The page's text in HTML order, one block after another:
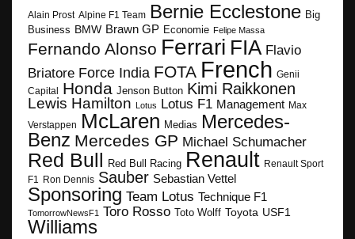
Alain Prost Alpine F1 Team Bernie Ecclestone Big
Business BMW Brawn GP Economie Felipe Massa
Fernando Alonso Ferrari FIA Flavio
Briatore Force India FOTA French Genii
Capital
Honda Jenson Button Kimi Raikkonen
Lewis Hamilton Lotus Lotus F1 Management Max
Verstappen McLaren Medias
Mercedes-
Benz Mercedes GP Michael Schumacher
Red Bull Red Bull Racing Renault Renault Sport
F1 Ron Dennis Sauber Sebastian Vettel
Sponsoring Team Lotus Technique F1
TomorrowNewsF1 Toro Rosso Toto Wolff Toyota USF1
Williams